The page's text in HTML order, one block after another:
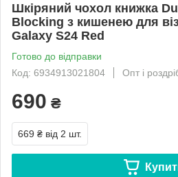
Шкіряний чохол книжка
Blocking з кишенею для
Galaxy S24 Red
Готово до відправки
Код: 6934913021804
Опт і
690 ₴
669 ₴ від 2 шт.